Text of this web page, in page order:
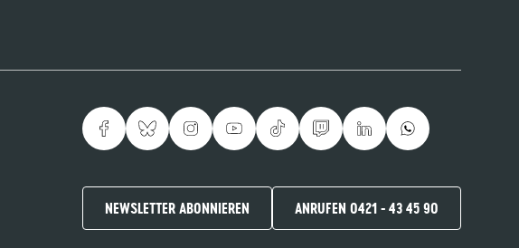
NEWSLETTER ABONNIEREN ANRUFEN 0421 - 43 45 90